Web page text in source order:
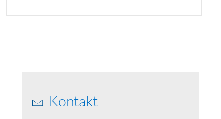
Kontakt